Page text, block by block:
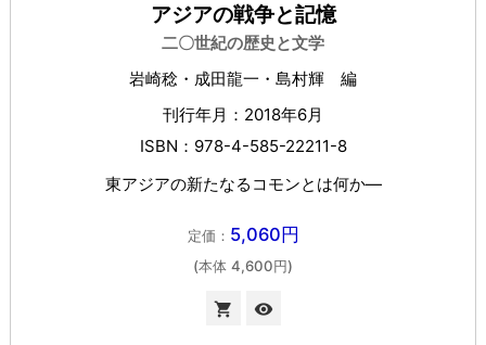
アジアの戦争と記憶
二〇世紀の歴史と文学
岩崎稔・成田龍一・島村輝 編
刊行年月：2018年6月
ISBN：978-4-585-22211-8
東アジアの新たなるコモンとは何か―
定価： 5,060円
(本体 4,600円)
 visibility